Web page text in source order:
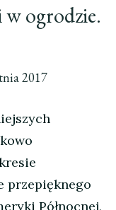
ogrodzie.
2017
przepięknego
Północnej,